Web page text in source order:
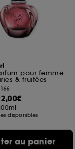
pour femme
& fruitées
166
disponibles
au panier